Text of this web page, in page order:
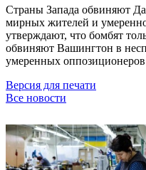
Страны Запада обвиняют
мирных жителей и
утверждают, что бомбят
обвиняют Вашингтон в
умеренных
Версия для печати
Все новости